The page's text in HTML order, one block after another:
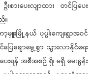
ားပေးလျာထား တင်ပြပေး
။
းမြို့နယ် ပုပ္ပါးကျေးရွာအဝင်
ချောမွေ့စွာ သွားလာနိုင်ရေး
အစီအစဉ် ရှိ၊ မရှိ မေးခွန်း